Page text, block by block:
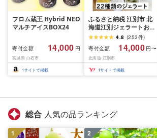
フロム蔵王 Hybrid NEO
マルチアイスBOX24
寄付金額 14,000 円
宮城県 白石市
1サイトで掲載
ふるさと納税 江別市 北
海道江別ジェラートおま
かせ22種類セット
[80ml×22個]
4.8 (253件)
寄付金額
14,000 円〜
北海道 江別市
1サイトで掲載
総合 人気の品ランキング
1 2